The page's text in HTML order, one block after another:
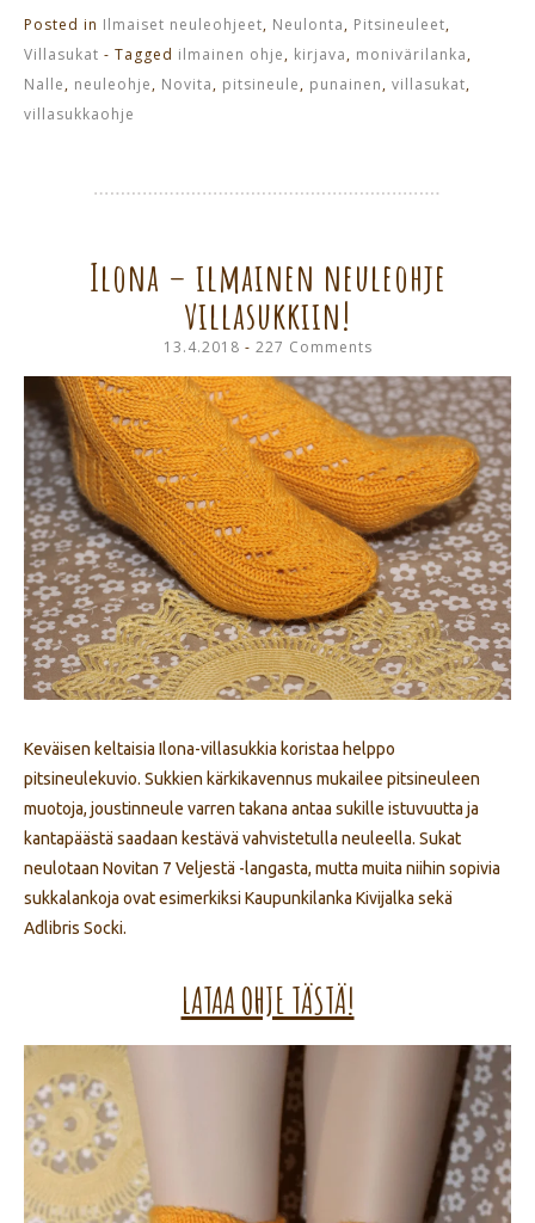
Posted in Ilmaiset neuleohjeet, Neulonta, Pitsineuleet,
Villasukat - Tagged ilmainen ohje, kirjava, monivärilanka,
Nalle, neuleohje, Novita, pitsineule, punainen, villasukat,
villasukkaohje
Ilona – ilmainen neuleohje
villasukkiin!
13.4.2018 227 Comments
Keväisen keltaisia Ilona-villasukkia koristaa helppo
pitsineulekuvio. Sukkien kärkikavennus mukailee pitsineuleen
muotoja, joustinneule varren takana antaa sukille istuvuutta ja
kantapäästä saadaan kestävä vahvistetulla neuleella. Sukat
neulotaan Novitan 7 Veljestä -langasta, mutta muita niihin sopivia
sukkalankoja ovat esimerkiksi Kaupunkilanka Kivijalka sekä
Adlibris Socki.
LATAA OHJE TÄSTÄ!